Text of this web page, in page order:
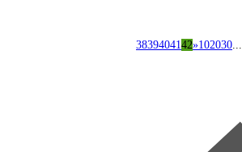
...
102030
«
3839404142